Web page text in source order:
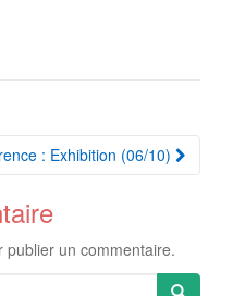
: Exhibition (06/10)
publier un commentaire.